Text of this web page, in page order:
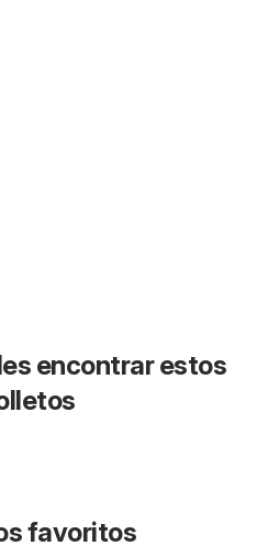
encontrar estos
favoritos